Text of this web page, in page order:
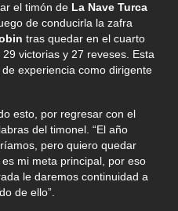
el timón de La Nave Turca
de conducirla la zafra
tras quedar en el cuarto
victorias y 27 reveses. Esta
experiencia como dirigente
esto, por regresar con el
del timonel. “El año
pero quiero quedar
es mi meta principal, por eso
le daremos continuidad a
de ello”.